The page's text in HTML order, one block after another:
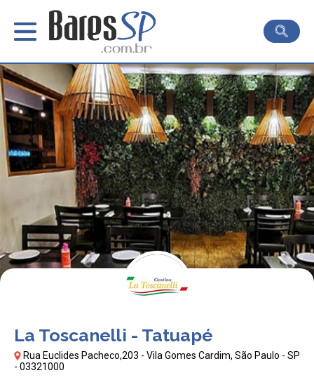
La Toscanelli - Tatuapé
Rua Euclides Pacheco,203 - Vila Gomes Cardim, São Paulo - SP
- 03321000